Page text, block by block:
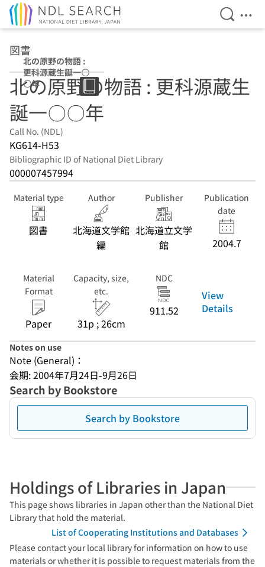
Open
図書
北の原野の物語 :
更科源蔵生誕一〇
〇年
北の原野の物語 : 更科源蔵生
誕一〇〇年
Call No. (NDL)
KG614-H53
Bibliographic ID of National Diet Library
000007457994
Material type
図書
Author
北海道文学館
編
Publisher
北海道立文学
館
Publication
date
2004.7
Material
Format
Paper
Capacity, size,
etc.
31p ; 26cm
NDC
911.52
View
Details
Notes on use
Note (General)：
会期: 2004年7月24日-9月26日
Search by Bookstore
Search by Bookstore
Holdings of Libraries in Japan
This page shows libraries in Japan other than the National Diet
Library that hold the material.
List of Cooperating Institutions and Databases
Please contact your local library for information on how to use
materials or whether it is possible to request materials from the